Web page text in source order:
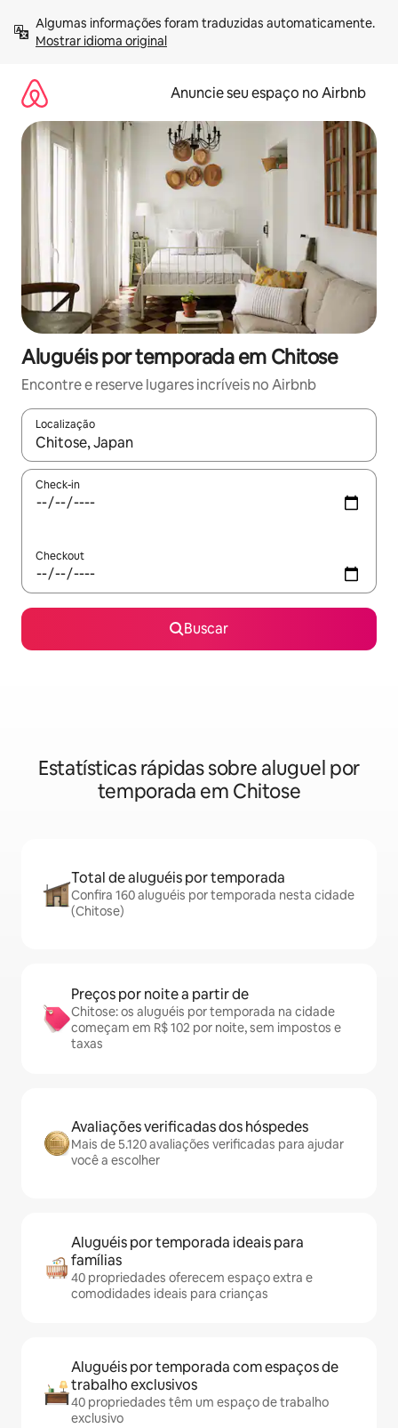
para
Mostrar idioma original
Anuncie seu espaço no Airbnb
Aluguéis por temporada em Chitose
Encontre e reserve lugares incríveis no Airbnb
Localização
Quando os resultados estiverem disponíveis, explore-os
Check-in
Checkout
Buscar
Estatísticas rápidas sobre aluguel por
temporada em Chitose
Total de aluguéis por temporada
Confira 160 aluguéis por temporada nesta cidade
(Chitose)
Preços por noite a partir de
Chitose: os aluguéis por temporada na cidade
começam em R$ 102 por noite, sem impostos e
taxas
Avaliações verificadas dos hóspedes
Mais de 5.120 avaliações verificadas para ajudar
você a escolher
Aluguéis por temporada ideais para
famílias
40 propriedades oferecem espaço extra e
comodidades ideais para crianças
Aluguéis por temporada com espaços de
trabalho exclusivos
40 propriedades têm um espaço de trabalho
exclusivo